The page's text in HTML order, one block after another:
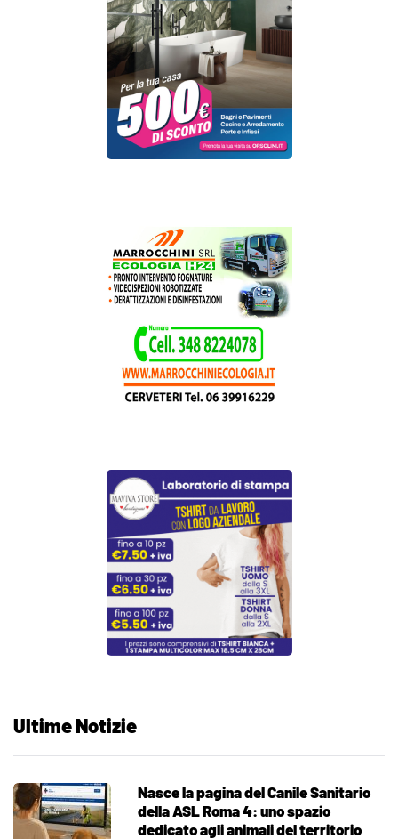
Ultime Notizie
Nasce la pagina del Canile Sanitario
della ASL Roma 4: uno spazio
dedicato agli animali del territorio